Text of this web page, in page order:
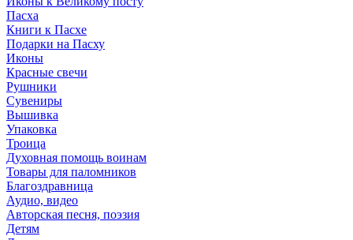
Пасха
Книги к Пасхе
Подарки на Пасху
Иконы
Красные свечи
Рушники
Сувениры
Вышивка
Упаковка
Троица
Духовная помощь воинам
Товары для паломников
Благоздравница
Аудио, видео
Авторская песня, поэзия
Детям